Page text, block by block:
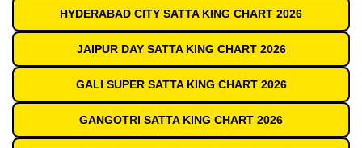
HYDERABAD CITY SATTA KING CHART 2026
JAIPUR DAY SATTA KING CHART 2026
GALI SUPER SATTA KING CHART 2026
GANGOTRI SATTA KING CHART 2026